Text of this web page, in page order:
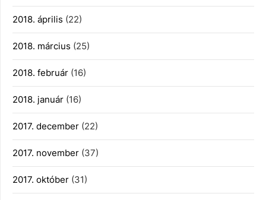
2018. április (22)
2018. március (25)
2018. február (16)
2018. január (16)
2017. december (22)
2017. november (37)
2017. október (31)